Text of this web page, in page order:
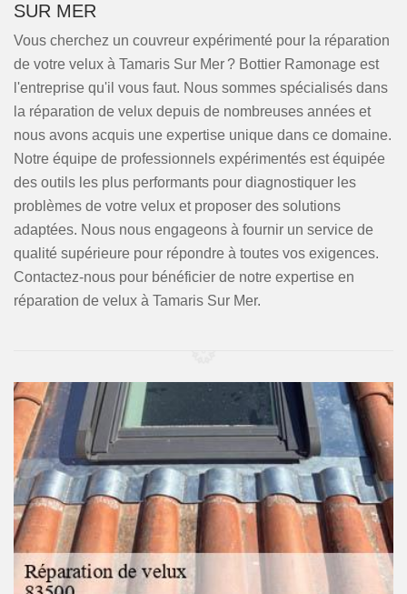
SUR MER
Vous cherchez un couvreur expérimenté pour la réparation
de votre velux à Tamaris Sur Mer ? Bottier Ramonage est
l'entreprise qu'il vous faut. Nous sommes spécialisés dans
la réparation de velux depuis de nombreuses années et
nous avons acquis une expertise unique dans ce domaine.
Notre équipe de professionnels expérimentés est équipée
des outils les plus performants pour diagnostiquer les
problèmes de votre velux et proposer des solutions
adaptées. Nous nous engageons à fournir un service de
qualité supérieure pour répondre à toutes vos exigences.
Contactez-nous pour bénéficier de notre expertise en
réparation de velux à Tamaris Sur Mer.